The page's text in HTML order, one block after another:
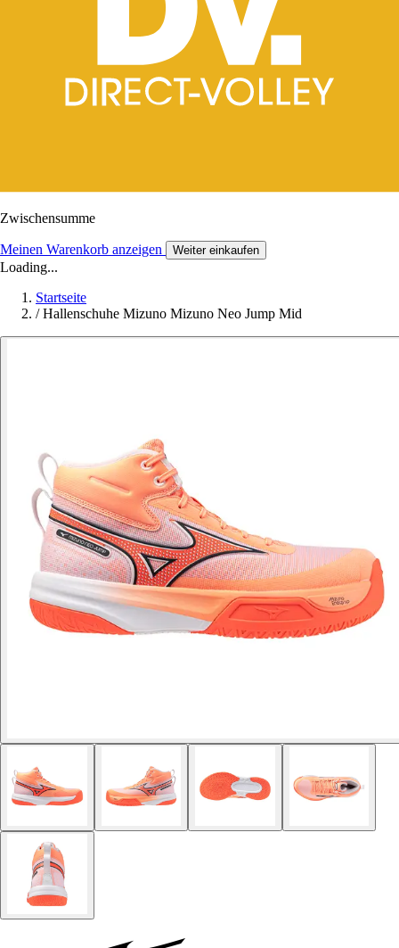
Zwischensumme
Meinen Warenkorb anzeigen Weiter einkaufen
Loading...
Startseite
/ Hallenschuhe Mizuno Mizuno Neo Jump Mid